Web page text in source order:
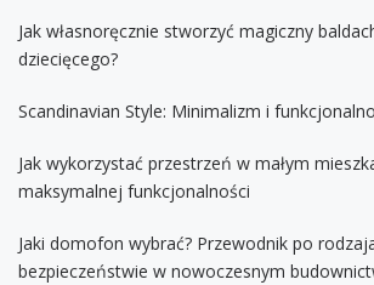
Jak własnoręcznie stworzyć magiczny
dziecięcego?
Scandinavian Style: Minimalizm i
Jak wykorzystać przestrzeń w małym
maksymalnej funkcjonalności
Jaki domofon wybrać? Przewodnik po
bezpieczeństwie w nowoczesnym